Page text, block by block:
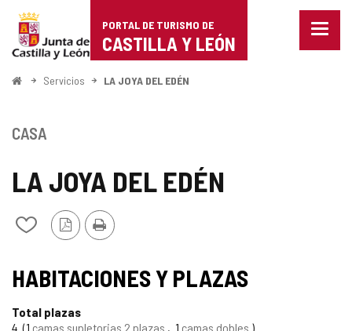
Portal
de
Turismo
Castilla
León
PORTAL DE TURISMO DE
CASTILLA Y LEÓN
Menu
InicioServicios LA JOYA DEL EDÉN
LA JOYA DEL EDÉN
Añadir/quitar
cuadernos
Versión
PDF
Imprimir
CASA
HABITACIONES Y PLAZAS
Total plazas
4
1 camas supletorias 2 plazas 1 camas dobles